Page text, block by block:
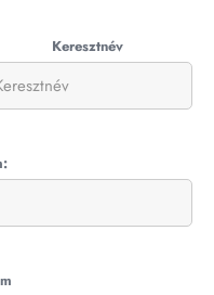
Keresztnév